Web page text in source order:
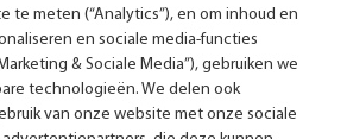
99,-
te meten (“Analytics”), en om inhoud en
en sociale media-functies
& Sociale Media”), gebruiken we
technologieën. We delen ook
van onze website met onze sociale